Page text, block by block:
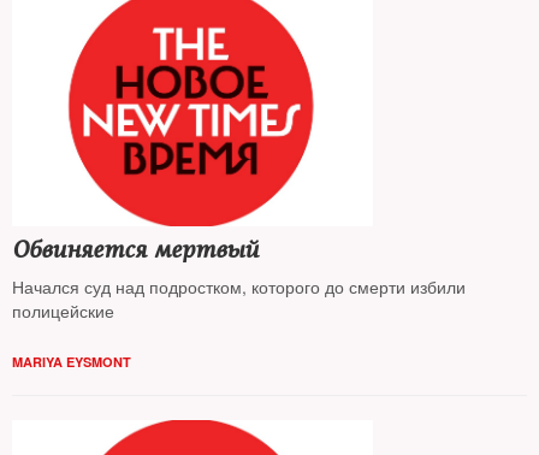
Обвиняется мертвый
Начался суд над подростком, которого до смерти избили
полицейские
MARIYA EYSMONT